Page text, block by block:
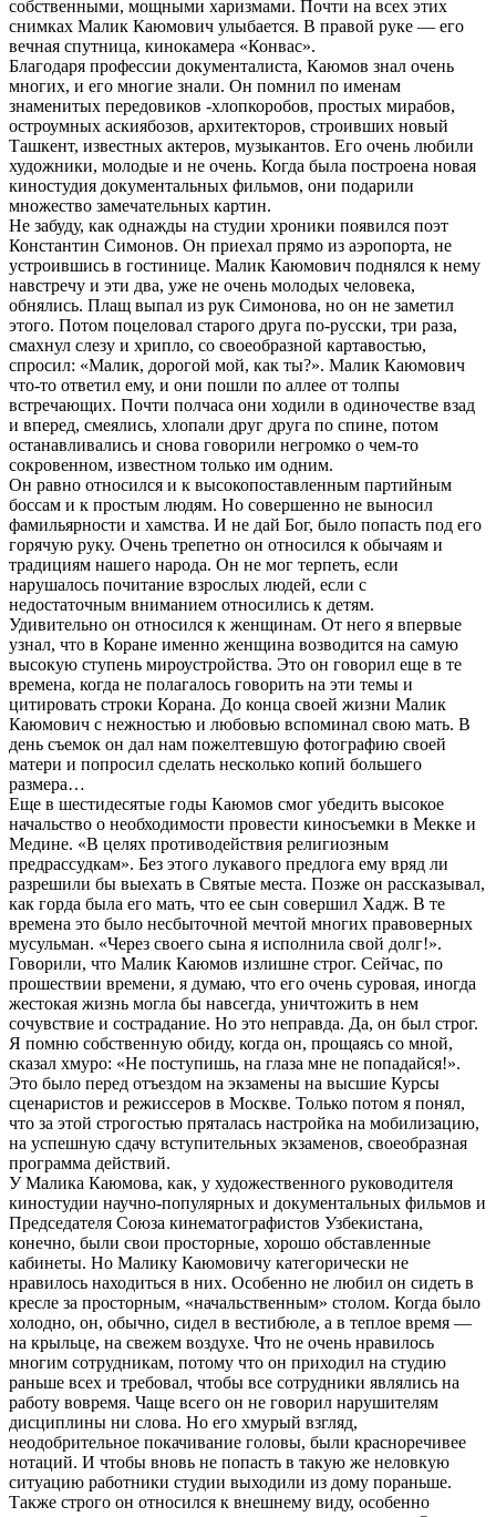
собственными, мощными харизмами. Почти на всех этих
снимках Малик Каюмович улыбается. В правой руке — его
вечная спутница, кинокамера «Конвас».
Благодаря профессии документалиста, Каюмов знал очень
многих, и его многие знали. Он помнил по именам
знаменитых передовиков -хлопкоробов, простых мирабов,
остроумных аскиябозов, архитекторов, строивших новый
Ташкент, известных актеров, музыкантов. Его очень любили
художники, молодые и не очень. Когда была построена новая
киностудия документальных фильмов, они подарили
множество замечательных картин.
Не забуду, как однажды на студии хроники появился поэт
Константин Симонов. Он приехал прямо из аэропорта, не
устроившись в гостинице. Малик Каюмович поднялся к нему
навстречу и эти два, уже не очень молодых человека,
обнялись. Плащ выпал из рук Симонова, но он не заметил
этого. Потом поцеловал старого друга по-русски, три раза,
смахнул слезу и хрипло, со своеобразной картавостью,
спросил: «Малик, дорогой мой, как ты?». Малик Каюмович
что-то ответил ему, и они пошли по аллее от толпы
встречающих. Почти полчаса они ходили в одиночестве взад
и вперед, смеялись, хлопали друг друга по спине, потом
останавливались и снова говорили негромко о чем-то
сокровенном, известном только им одним.
Он равно относился и к высокопоставленным партийным
боссам и к простым людям. Но совершенно не выносил
фамильярности и хамства. И не дай Бог, было попасть под его
горячую руку. Очень трепетно он относился к обычаям и
традициям нашего народа. Он не мог терпеть, если
нарушалось почитание взрослых людей, если с
недостаточным вниманием относились к детям.
Удивительно он относился к женщинам. От него я впервые
узнал, что в Коране именно женщина возводится на самую
высокую ступень мироустройства. Это он говорил еще в те
времена, когда не полагалось говорить на эти темы и
цитировать строки Корана. До конца своей жизни Малик
Каюмович с нежностью и любовью вспоминал свою мать. В
день съемок он дал нам пожелтевшую фотографию своей
матери и попросил сделать несколько копий большего
размера…
Еще в шестидесятые годы Каюмов смог убедить высокое
начальство о необходимости провести киносъемки в Мекке и
Медине. «В целях противодействия религиозным
предрассудкам». Без этого лукавого предлога ему вряд ли
разрешили бы выехать в Святые места. Позже он рассказывал,
как горда была его мать, что ее сын совершил Хадж. В те
времена это было несбыточной мечтой многих правоверных
мусульман. «Через своего сына я исполнила свой долг!».
Говорили, что Малик Каюмов излишне строг. Сейчас, по
прошествии времени, я думаю, что его очень суровая, иногда
жестокая жизнь могла бы навсегда, уничтожить в нем
сочувствие и сострадание. Но это неправда. Да, он был строг.
Я помню собственную обиду, когда он, прощаясь со мной,
сказал хмуро: «Не поступишь, на глаза мне не попадайся!».
Это было перед отъездом на экзамены на высшие Курсы
сценаристов и режиссеров в Москве. Только потом я понял,
что за этой строгостью пряталась настройка на мобилизацию,
на успешную сдачу вступительных экзаменов, своеобразная
программа действий.
У Малика Каюмова, как, у художественного руководителя
киностудии научно-популярных и документальных фильмов и
Председателя Союза кинематографистов Узбекистана,
конечно, были свои просторные, хорошо обставленные
кабинеты. Но Малику Каюмовичу категорически не
нравилось находиться в них. Особенно не любил он сидеть в
кресле за просторным, «начальственным» столом. Когда было
холодно, он, обычно, сидел в вестибюле, а в теплое время —
на крыльце, на свежем воздухе. Что не очень нравилось
многим сотрудникам, потому что он приходил на студию
раньше всех и требовал, чтобы все сотрудники являлись на
работу вовремя. Чаще всего он не говорил нарушителям
дисциплины ни слова. Но его хмурый взгляд,
неодобрительное покачивание головы, были красноречивее
нотаций. И чтобы вновь не попасть в такую же неловкую
ситуацию работники студии выходили из дому пораньше.
Также строго он относился к внешнему виду, особенно